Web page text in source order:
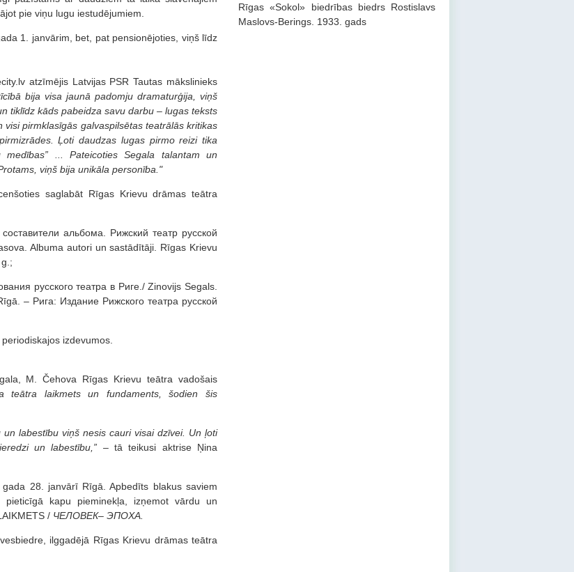
Rīgas «Sokol» biedrības biedrs Rostislavs
Maslovs-Berings. 1933. gads
pie viņu lugu iestudējumiem.
1. janvārim, bet, pat pensionējoties, viņš līdz
atzīmējis Latvijas PSR Tautas mākslinieks
bija visa jaunā padomju dramaturģija, viņš
tiklīdz kāds pabeidza savu darbu – lugas teksts
pirmklasīgās galvaspilsētas teatrālās kritikas
Ļoti daudzas lugas pirmo reizi tika
... Pateicoties Segala talantam un
viņš bija unikāla personība."
saglabāt Rīgas Krievu drāmas teātra
составители альбома. Рижский театр русской
Albuma autori un sastādītāji. Rīgas Krievu
русского театра в Риге./ Zinovijs Segals.
– Рига: Издание Рижского театра русской
izdevumos.
M. Čehova Rīgas Krievu teātra vadošais
teātra laikmets un fundaments, šodien šis
labestību viņš nesis cauri visai dzīvei. Un ļoti
un labestību,” – tā teikusi aktrise Ņina
28. janvārī Rīgā. Apbedīts blakus saviem
kapu pieminekļa, izņemot vārdu un
/ ЧЕЛОВЕК– ЭПОХА.
ilggadējā Rīgas Krievu drāmas teātra